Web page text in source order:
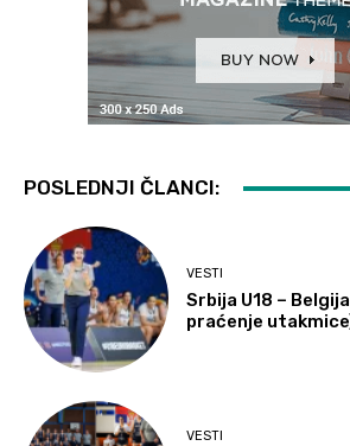
POSLEDNJI ČLANCI:
VESTI
Srbija U18 –
praćenje
VESTI